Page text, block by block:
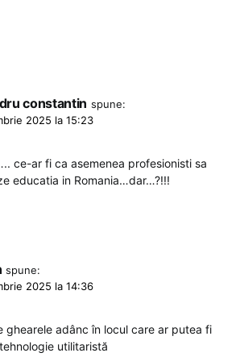
constantin spune:
2025 la 15:23
ce-ar fi ca asemenea profesionisti sa
educatia in Romania…dar…?!!!
spune:
2025 la 14:36
ghearele adânc în locul care ar putea fi
utilitaristă